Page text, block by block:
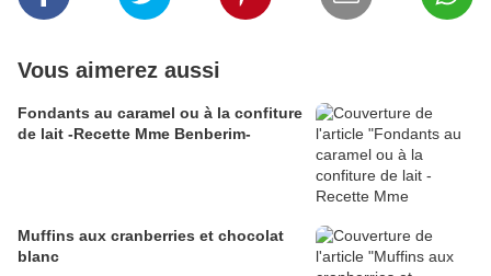
Vous aimerez aussi
Fondants au caramel‏ ou à la confiture
de lait -Recette Mme Benberim-
Muffins aux cranberries et chocolat